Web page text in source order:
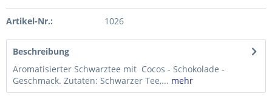
Artikel-Nr.: 1026
Beschreibung
Aromatisierter Schwarztee mit Cocos - Schokolade -
Geschmack. Zutaten: Schwarzer Tee,... mehr